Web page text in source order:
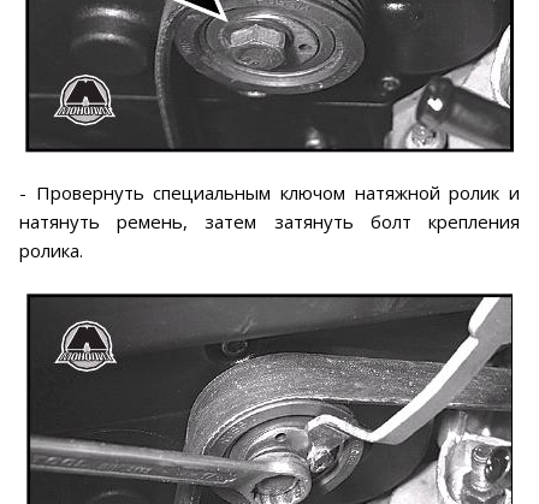
- Провернуть специальным ключом натяжной ролик и
натянуть ремень, затем затянуть болт крепления
ролика.